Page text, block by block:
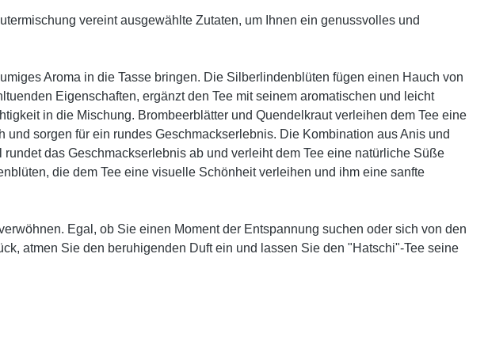
vereint ausgewählte Zutaten, um Ihnen ein genussvolles und
Aroma in die Tasse bringen. Die Silberlindenblüten fügen einen Hauch von
Eigenschaften, ergänzt den Tee mit seinem aromatischen und leicht
in die Mischung. Brombeerblätter und Quendelkraut verleihen dem Tee eine
sorgen für ein rundes Geschmackserlebnis. Die Kombination aus Anis und
das Geschmackserlebnis ab und verleiht dem Tee eine natürliche Süße
die dem Tee eine visuelle Schönheit verleihen und ihm eine sanfte
Egal, ob Sie einen Moment der Entspannung suchen oder sich von den
atmen Sie den beruhigenden Duft ein und lassen Sie den "Hatschi"-Tee seine